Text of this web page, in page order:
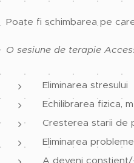
Poate fi schimbarea pe
O sesiune de terapie
Eliminarea stresului
Echilibrarea fizica,
Cresterea starii de
Eliminarea
A deveni